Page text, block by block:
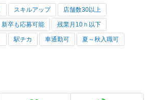
スキルアップ 店舗数30以上
新卒も応募可能 残業月10ｈ以下
駅チカ 車通勤可 夏～秋入職可